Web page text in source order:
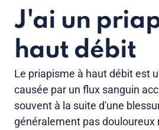
J'ai un
haut débit
Le priapisme à haut débit est
causée par un flux sanguin
souvent à la suite d'une
généralement pas douloureux